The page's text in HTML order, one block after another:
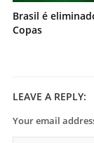
Brasil é
Copas
LEAVE A REPLY:
Your email